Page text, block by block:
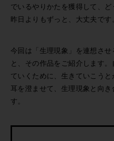
でいるやりかたを獲得して、ど
昨日よりもずっと、大丈夫です。
今回は「生理現象」を連想さ
と、その作品をご紹介します
ていくために、生きていこう
耳を澄ませて、生理現象と向
す。